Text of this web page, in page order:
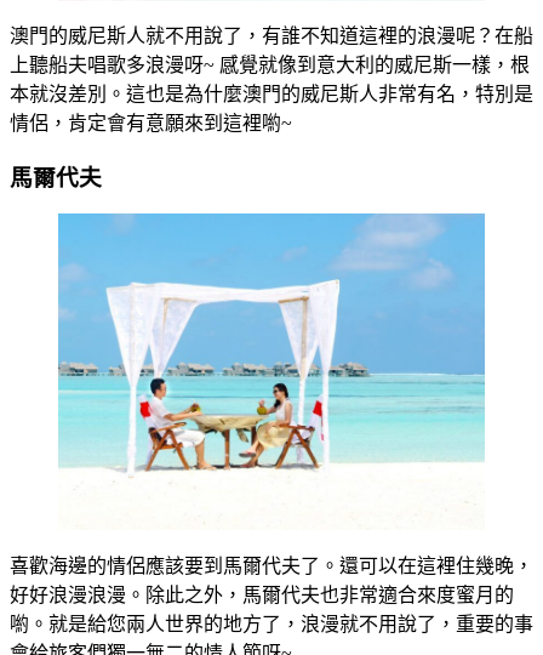
澳門的威尼斯人就不用說了，有誰不知道這裡的浪漫呢？在船
上聽船夫唱歌多浪漫呀~ 感覺就像到意大利的威尼斯一樣，根
本就沒差別。這也是為什麼澳門的威尼斯人非常有名，特別是
情侶，肯定會有意願來到這裡喲~
馬爾代夫
喜歡海邊的情侶應該要到馬爾代夫了。還可以在這裡住幾晚，
好好浪漫浪漫。除此之外，馬爾代夫也非常適合來度蜜月的
喲。就是給您兩人世界的地方了，浪漫就不用說了，重要的事